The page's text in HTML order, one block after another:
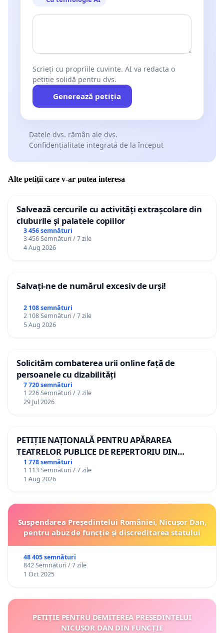
Scrieți cu propriile cuvinte. AI va redacta o
petiție solidă pentru dvs.
Generează petiția
Datele dvs. rămân ale dvs.
Confidențialitate integrată de la început
Alte petiții care v-ar putea interesa
Salvează cercurile cu activități extrașcolare din
cluburile și palatele copiilor
3 456 semnături
3 456 Semnături / 7 zile
4 Aug 2026
Salvați-ne de numărul excesiv de urși!
2 108 semnături
2 108 Semnături / 7 zile
5 Aug 2026
Solicităm combaterea urii online față de
persoanele cu dizabilități
7 720 semnături
1 226 Semnături / 7 zile
29 Jul 2026
PETIȚIE NAȚIONALĂ PENTRU APĂRAREA
TEATRELOR PUBLICE DE REPERTORIU DIN
ROMÂNIA
1 778 semnături
1 113 Semnături / 7 zile
1 Aug 2026
Suspendarea Președintelui României, Nicușor Dan,
pentru abuz de funcție și discreditarea statului
48 405 semnături
842 Semnături / 7 zile
1 Oct 2025
PETIȚIE PENTRU DEMITEREA PREȘEDINTELUI
NICUȘOR DAN DIN FUNCȚIE